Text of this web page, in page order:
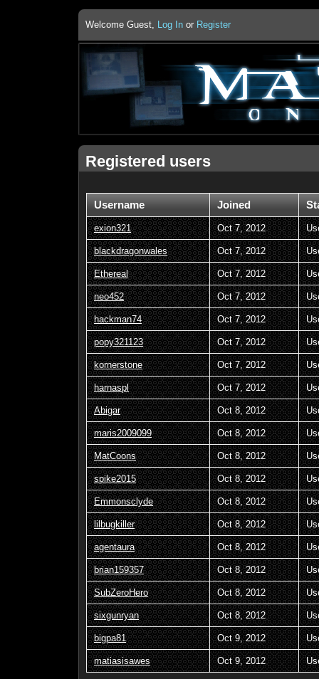
Welcome Guest, Log In or Register
Registered users
Username Joined
exion321 Oct 7, 2012
blackdragonwales Oct 7, 2012
Ethereal Oct 7, 2012
neo452 Oct 7, 2012
hackman74 Oct 7, 2012
popy321123 Oct 7, 2012
kornerstone Oct 7, 2012
harnaspl Oct 7, 2012
Abigar Oct 8, 2012
maris2009099 Oct 8, 2012
MatCoons Oct 8, 2012
spike2015 Oct 8, 2012
Emmonsclyde Oct 8, 2012
lilbugkiller Oct 8, 2012
agentaura Oct 8, 2012
brian159357 Oct 8, 2012
SubZeroHero Oct 8, 2012
sixgunryan Oct 8, 2012
bigpa81 Oct 9, 2012
matiasisawes Oct 9, 2012